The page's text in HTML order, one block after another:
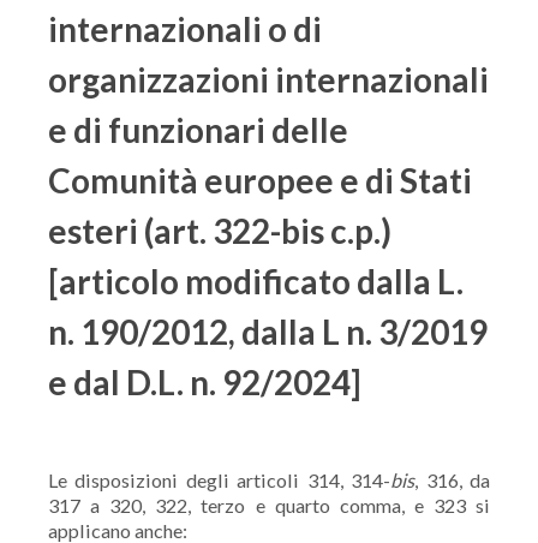
internazionali o di
organizzazioni internazionali
e di funzionari delle
Comunità europee e di Stati
esteri (art. 322-bis c.p.)
[articolo modificato dalla L.
n. 190/2012, dalla L n. 3/2019
e dal D.L. n. 92/2024]
Le disposizioni degli articoli 314, 314-bis, 316, da
317 a 320, 322, terzo e quarto comma, e 323 si
applicano anche: